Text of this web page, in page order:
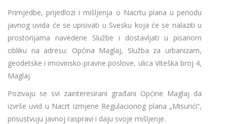
Primjedbe, prijedlozi i mišljenja o Nacrtu plana u periodu
javnog uvida će se upisivati u Svesku koja će se nalaziti u
prostorijama navedene Službe i dostavljati u pisanom
obliku na adresu: Općina Maglaj, Služba za urbanizam,
geodetske i imovinsko-pravne poslove, ulica Viteška broj 4,
Maglaj.
Pozivaju se svi zainteresirani građani Općine Maglaj da
izvrše uvid u Nacrt izmjene Regulacionog plana „Misurići“,
prisustvuju javnoj raspravi i daju svoje mišljenje.